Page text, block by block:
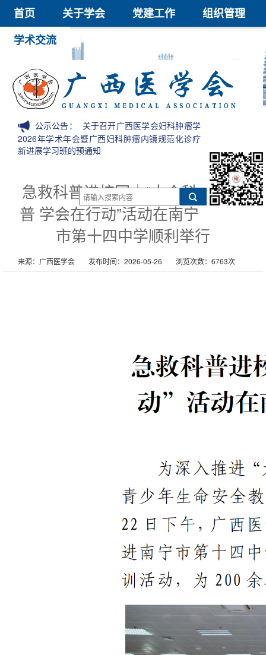
首页 关于学会 党建工作
组织管理
学术交流
继续教育
医学科技奖
信息公开
公示公告： 关于召开广西医学会妇科肿瘤学
2026年学术年会暨广西妇科肿瘤内镜规范化诊疗
新进展学习班的预通知
急救科普进校园｜“大众科
普 学会在行动”活动在南宁
市第十四中学顺利举行
来源：广西医学会 发布时间：2026-05-26 浏览次数：6763次